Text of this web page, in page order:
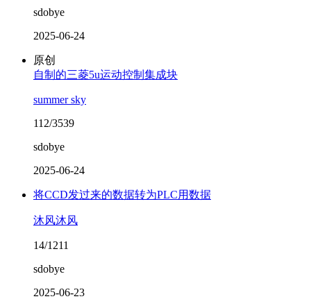
sdobye
2025-06-24
原创
自制的三菱5u运动控制集成块
summer sky
112/3539
sdobye
2025-06-24
将CCD发过来的数据转为PLC用数据
沐风沐风
14/1211
sdobye
2025-06-23